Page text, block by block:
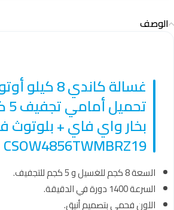
الوصف
غسالة كاندي 8
بخار واي فاي +
CSOW4856TWMBRZ19
السعة 8 كجم للغسيل و 5 كجم للتجفيف.
السرعة 1400 دورة في الدقيقة.
اللون فحمي بتصميم أنيق.